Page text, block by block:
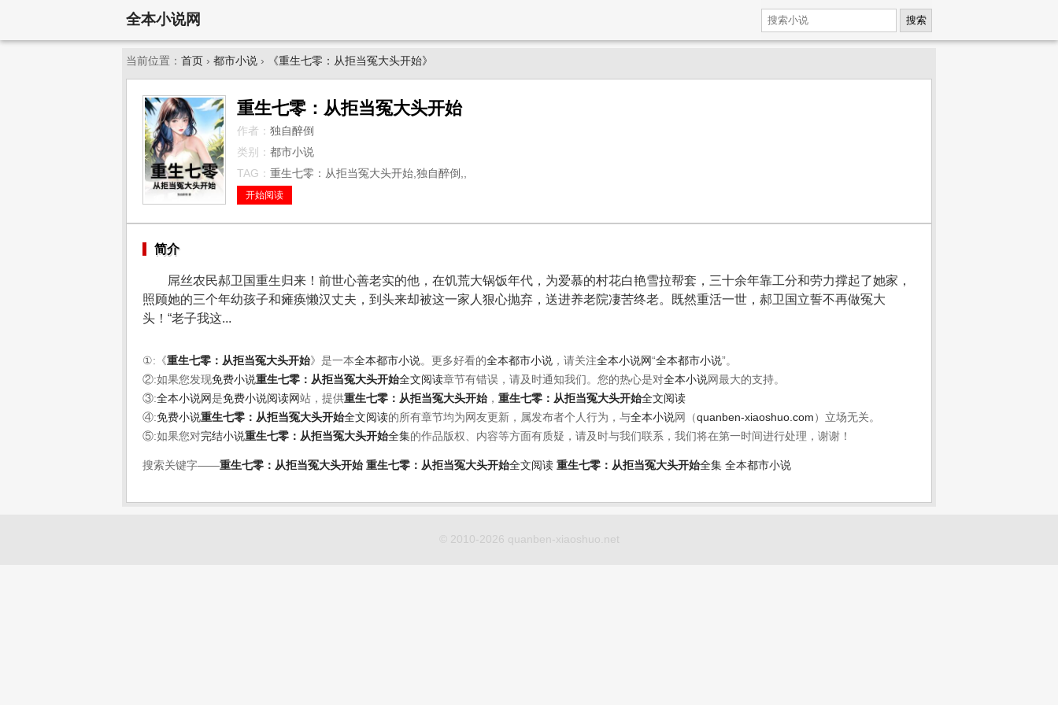
全本小说网 搜索
当前位置： 首页 › 都市小说 › 《重生七零：从拒当冤大头开始》
重生七零：从拒当冤大头开始
作者： 独自醉倒
类别： 都市小说
TAG： 重生七零：从拒当冤大头开始,独自醉倒,,
开始阅读
简介
屌丝农民郝卫国重生归来！前世心善老实的他，在饥荒大锅饭年代，为爱慕的村花白艳雪拉帮套，三十余年靠工分和劳力撑起了她家，
照顾她的三个年幼孩子和瘫痪懒汉丈夫，到头来却被这一家人狠心抛弃，送进养老院凄苦终老。既然重活一世，郝卫国立誓不再做冤大
头！“老子我这...
①:《重生七零：从拒当冤大头开始》是一本全本都市小说。更多好看的全本都市小说 ，请关注全本小说网“全本都市小说”。
②:如果您发现免费小说重生七零：从拒当冤大头开始全文阅读章节有错误，请及时通知我们。您的热心是对全本小说网最大的支持。
③:全本小说网是免费小说阅读网站，提供重生七零：从拒当冤大头开始 ， 重生七零：从拒当冤大头开始全文阅读
④:免费小说重生七零：从拒当冤大头开始全文阅读的所有章节均为网友更新，属发布者个人行为，与全本小说网（quanben-xiaoshuo.com ）立场无关。
⑤:如果您对完结小说重生七零：从拒当冤大头开始全集的作品版权、内容等方面有质疑，请及时与我们联系，我们将在第一时间进行处理，谢谢！
搜索关键字——重生七零：从拒当冤大头开始 重生七零：从拒当冤大头开始全文阅读 重生七零：从拒当冤大头开始全集 全本都市小说
© 2010-2026 quanben-xiaoshuo.net